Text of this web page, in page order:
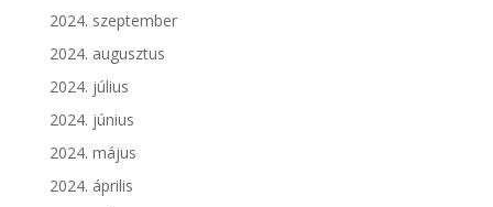
2024. szeptember
2024. augusztus
2024. július
2024. június
2024. május
2024. április